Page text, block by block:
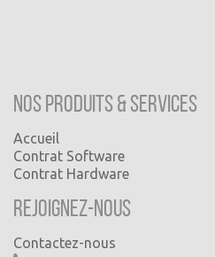
Nos produits & Services
Accueil
Contrat Software
Contrat Hardware
Rejoignez-nous
Contactez-nous